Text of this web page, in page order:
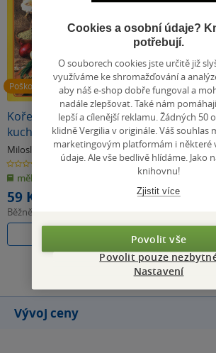
Poškozené
Koření v naší
kuchyni
(poškozená)
Miloslav Nosovský
0.0
z
5
hvězdiček
měkká vazba
59 Kč
Běžně
Nedostupné
Koření v naší
kuchyni
Miloslav Nosovský
0.0
měkká vazba
Nedostupné
Všechny knihy autora
Vývoj ceny
Cookies a osobní údaje?
potřebují.
O souborech cookies jste určitě již
využíváme ke shromažďování a
aby náš e-shop dobře fungoval a
nadále zlepšovat. Také nám
lepší a cílenější reklamu. Žádných 50
klidně Vergilia v originále. Váš souhlas
marketingovým platformám i některé
údaje. Ale vše bedlivě hlídáme. Jako
knihovnu!
Zjistit více
Povolit vše
Povolit pouze
Nastavení